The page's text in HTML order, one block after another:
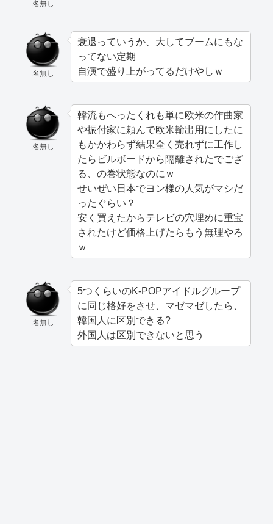
名無し
名無し
衰退っていうか、大してブームにもな
ってない定期
自演で盛り上がってるだけやしｗ
名無し
韓流もへったくれも単に欧米の作曲家
や振付家に頼んで欧米輸出用にしたに
もかかわらず結果全く売れずに工作し
たらビルボードから隔離されたでござ
る、の巻状態なのにｗ
せいぜい日本でヨン様の人気がマシだ
ったぐらい？
安く買えたからテレビの穴埋めに重宝
されたけど価格上げたらもう無理やろ
ｗ
名無し
5つくらいのK-POPアイドルグループ
に同じ格好をさせ、マゼマゼしたら、
韓国人に区別できる?
外国人は区別できないと思う